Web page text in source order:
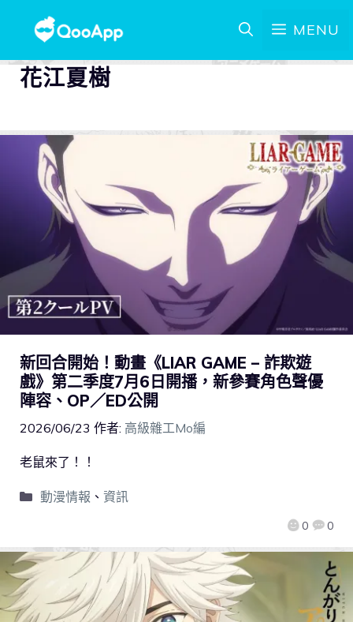
MENU
花江夏樹
新回合開始！動畫《LIAR GAME – 詐欺遊
戲》第二季度7月6日開播，新參賽角色聲優
陣容、OP／ED公開
2026/06/23 作者: 高級雜工Mo編
0 0
老鼠來了！！
動漫情報 、 資訊